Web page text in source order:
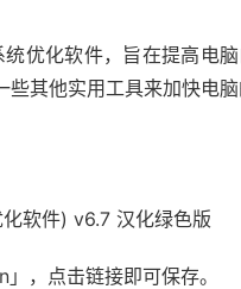
优化软件，旨在提高电
其他实用工具来加快电脑
软件) v6.7 汉化绿色版
，点击链接即可保存。